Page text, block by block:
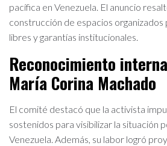
pacífica en Venezuela. El anuncio
construcción de espacios organizados
libres y garantías institucionales.
Reconocimiento
María Corina Machado
El comité destacó que la activista
sostenidos para visibilizar la situación
Venezuela. Además, su labor logró